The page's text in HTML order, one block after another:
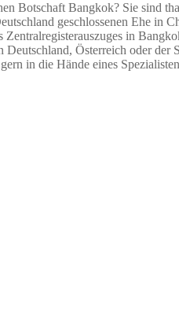
Botschaft Bangkok? Sie sind
geschlossenen Ehe in
in
Österreich oder der
in die Hände eines